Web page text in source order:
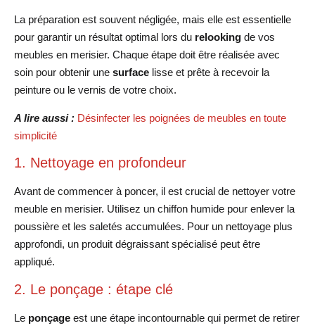
La préparation est souvent négligée, mais elle est essentielle
pour garantir un résultat optimal lors du relooking de vos
meubles en merisier. Chaque étape doit être réalisée avec
soin pour obtenir une surface lisse et prête à recevoir la
peinture ou le vernis de votre choix.
A lire aussi : Désinfecter les poignées de meubles en toute
simplicité
1. Nettoyage en profondeur
Avant de commencer à poncer, il est crucial de nettoyer votre
meuble en merisier. Utilisez un chiffon humide pour enlever la
poussière et les saletés accumulées. Pour un nettoyage plus
approfondi, un produit dégraissant spécialisé peut être
appliqué.
2. Le ponçage : étape clé
Le ponçage est une étape incontournable qui permet de retirer